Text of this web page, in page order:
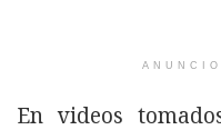
En videos